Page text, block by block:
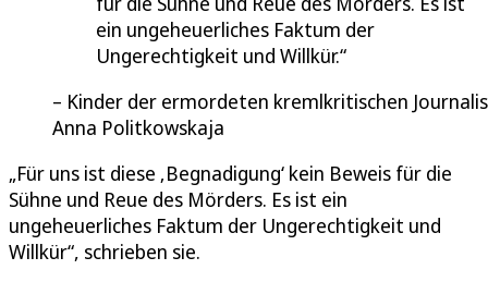
ein ungeheuerliches Faktum der
Ungerechtigkeit und Willkür.
Kinder der ermordeten kremlkritischen
Anna Politkowskaja
„Für uns ist diese ‚Begnadigung‘ kein Beweis für die
Sühne und Reue des Mörders. Es ist ein
ungeheuerliches Faktum der Ungerechtigkeit und
Willkür“, schrieben sie.